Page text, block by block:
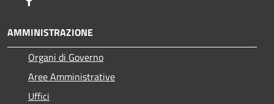
AMMINISTRAZIONE
Organi di Governo
Aree Amministrative
Uffici